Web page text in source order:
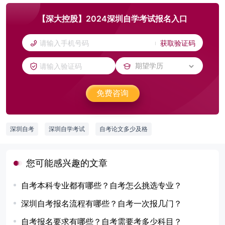
【深大控股】2024深圳自学考试报名入口
获取验证码
免费咨询
深圳自考 深圳自学考试 自考论文多少及格
您可能感兴趣的文章
自考本科专业都有哪些？自考怎么挑选专业？
深圳自考报名流程有哪些？自考一次报几门？
自考报名要求有哪些？自考需要考多少科目？